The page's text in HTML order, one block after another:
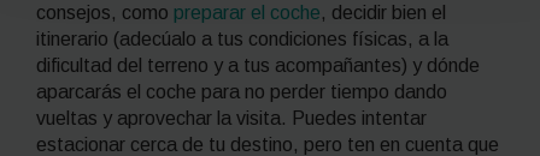
consejos, como preparar el coche, decidir bien el
itinerario (adecúalo a tus condiciones físicas, a la
dificultad del terreno y a tus acompañantes) y dónde
aparcarás el coche para no perder tiempo dando
vueltas y aprovechar la visita. Puedes intentar
estacionar cerca de tu destino, pero ten en cuenta que